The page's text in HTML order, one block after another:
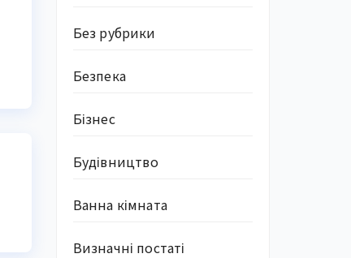
Без рубрики
Безпека
Бізнес
Будівництво
Ванна кімната
Визначні постаті